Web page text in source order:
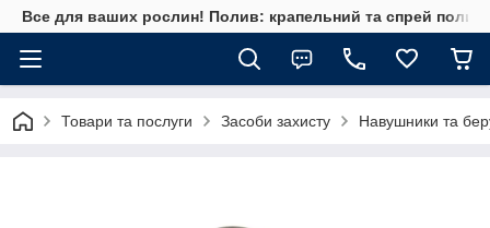
Все для ваших рослин! Полив: крапельний та спрей полив,
Товари та послуги Засоби захисту Навушники та